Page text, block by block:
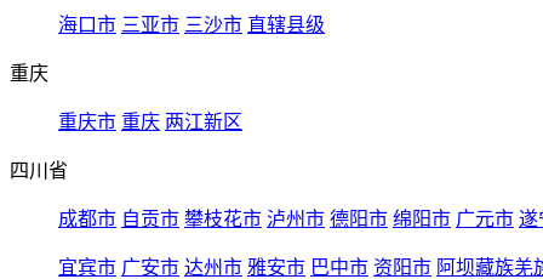
海口市 三亚市 三沙市 直辖县级
重庆
重庆市 重庆 两江新区
四川省
成都市 自贡市 攀枝花市 泸州市 德阳市 绵阳市 广元市 遂
宜宾市 广安市 达州市 雅安市 巴中市 资阳市 阿坝藏族羌